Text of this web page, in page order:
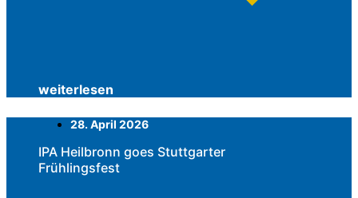
weiterlesen
28. April 2026
IPA Heilbronn goes Stuttgarter
Frühlingsfest